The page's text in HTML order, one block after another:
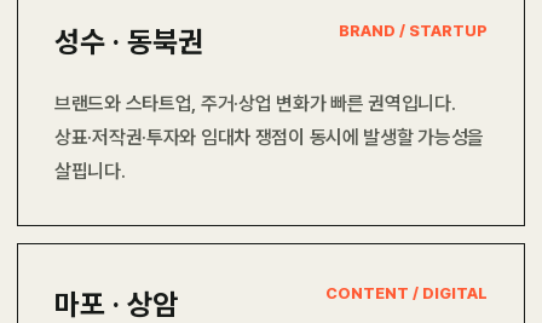
성수 · 동북권 BRAND / STARTUP
브랜드와 스타트업, 주거·상업 변화가 빠른 권역입니다.
상표·저작권·투자와 임대차 쟁점이 동시에 발생할 가능성을
살핍니다.
마포 · 상암 CONTENT / DIGITAL